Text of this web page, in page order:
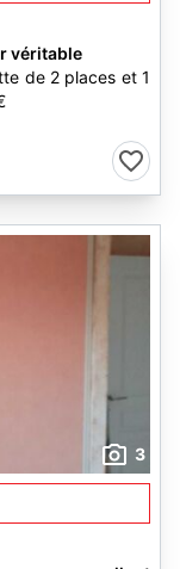
véritable
de 2 places et 1
3